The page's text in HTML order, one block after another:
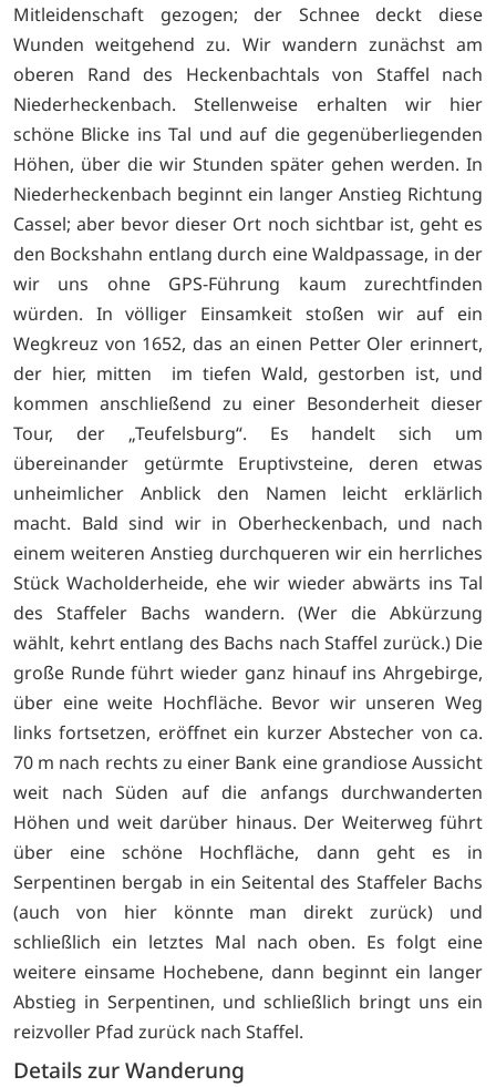
Mitleidenschaft gezogen; der Schnee deckt diese
Wunden weitgehend zu. Wir wandern zunächst am
oberen Rand des Heckenbachtals von Staffel nach
Niederheckenbach. Stellenweise erhalten wir hier
schöne Blicke ins Tal und auf die gegenüberliegenden
Höhen, über die wir Stunden später gehen werden. In
Niederheckenbach beginnt ein langer Anstieg Richtung
Cassel; aber bevor dieser Ort noch sichtbar ist, geht es
den Bockshahn entlang durch eine Waldpassage, in der
wir uns ohne GPS-Führung kaum zurechtfinden
würden. In völliger Einsamkeit stoßen wir auf ein
Wegkreuz von 1652, das an einen Petter Oler erinnert,
der hier, mitten im tiefen Wald, gestorben ist, und
kommen anschließend zu einer Besonderheit dieser
Tour, der „Teufelsburg“. Es handelt sich um
übereinander getürmte Eruptivsteine, deren etwas
unheimlicher Anblick den Namen leicht erklärlich
macht. Bald sind wir in Oberheckenbach, und nach
einem weiteren Anstieg durchqueren wir ein herrliches
Stück Wacholderheide, ehe wir wieder abwärts ins Tal
des Staffeler Bachs wandern. (Wer die Abkürzung
wählt, kehrt entlang des Bachs nach Staffel zurück.) Die
große Runde führt wieder ganz hinauf ins Ahrgebirge,
über eine weite Hochfläche. Bevor wir unseren Weg
links fortsetzen, eröffnet ein kurzer Abstecher von ca.
70 m nach rechts zu einer Bank eine grandiose Aussicht
weit nach Süden auf die anfangs durchwanderten
Höhen und weit darüber hinaus. Der Weiterweg führt
über eine schöne Hochfläche, dann geht es in
Serpentinen bergab in ein Seitental des Staffeler Bachs
(auch von hier könnte man direkt zurück) und
schließlich ein letztes Mal nach oben. Es folgt eine
weitere einsame Hochebene, dann beginnt ein langer
Abstieg in Serpentinen, und schließlich bringt uns ein
reizvoller Pfad zurück nach Staffel.
Details zur Wanderung